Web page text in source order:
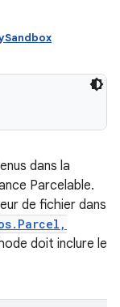
dans la
Parcelable.
de fichier dans
doit inclure le